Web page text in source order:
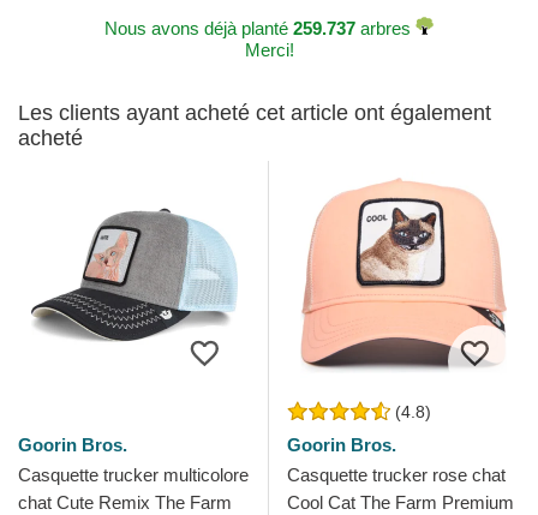
Nous avons déjà planté 259.737 arbres
Merci!
Les clients ayant acheté cet article ont également
acheté
Goorin Bros.
Casquette trucker multicolore
chat Cute Remix The Farm
(4.8)
Goorin Bros.
Casquette trucker rose chat
Cool Cat The Farm Premium